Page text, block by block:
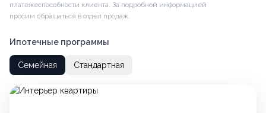
платежеспособности клиента. За подробной информацией
просим обращаться в отдел продаж.
Ипотечные программы
Семейная Стандартная